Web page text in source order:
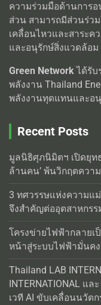
ความร่วมมือด้านการ
ส่วน สามารถมีส่วนร่ว
เคลื่อนไหวและสาระค
และอนุรักษ์สิ่งแวดล้อม
Green Networkได้รับ
พลังงาน Thailand
พลังงานทุดแทนและอ
Recent Posts
มูลนิธิศุภนิมิตฯ เปิดยุท
ล้านคน’ พ้นวิกฤตความ
3 ทศวรรษแห่งความแ
จึงสำคัญต่ออุตสาหกรร
โครงข่ายไฟฟ้ากลายเ
หน้าสู่ระบบไฟฟ้ามั่นคง
Thailand LAB
INTERNATIONAL แล
เวที AI ขับเคลื่อนนวัต